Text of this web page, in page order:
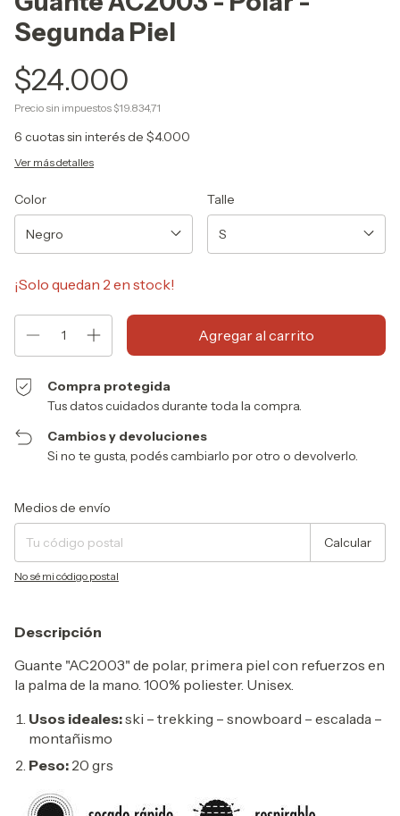
Segunda Piel
$24.000
Precio sin impuestos $19.834,71
6 cuotas sin interés de $4.000
Ver más detalles
Color Talle
¡Solo quedan 2 en stock!
Compra protegida
Tus datos cuidados durante toda la compra.
Cambios y devoluciones
Si no te gusta, podés cambiarlo por otro o devolverlo.
Entregas para el CP:
Medios de envío
Calcular
No sé mi código postal
Descripción
Guante "AC2003" de polar, primera piel con refuerzos en
la palma de la mano. 100% poliester. Unisex.
Usos ideales:ski – trekking – snowboard – escalada –
montañismo
Peso: 20 grs